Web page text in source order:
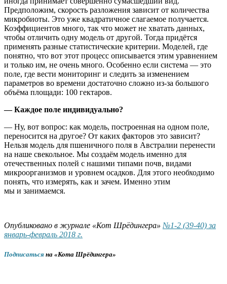
Предположим, скорость разложения зависит от количества
микробиоты. Это уже квадратичное слагаемое получается.
Коэффициентов много, так что может не хватать данных,
чтобы отличить одну модель от другой. Тогда придётся
применять разные статистические критерии. Моделей, где
понятно, что вот этот процесс описывается этим уравнением
и только им, не очень много. Особенно если система — это
поле, где вести мониторинг и следить за изменением
параметров во времени достаточно сложно из-за большого
объёма площади: 100 гектаров.
— Каждое поле индивидуально?
— Ну, вот вопрос: как модель, построенная на одном поле,
переносится на другое? От каких факторов это зависит?
Нельзя модель для пшеничного поля в Австралии перенести
на наше свекольное. Мы создаём модель именно для
отечественных полей с нашими типами почв, видами
микроорганизмов и уровнем осадков. Для этого необходимо
понять, что измерять, как и зачем. Именно этим
мы и занимаемся.
Опубликовано в журнале «Кот Шрёдингера» №1-2 (39-40) за
январь-февраль 2018 г.
Подписаться на «Кота Шрёдингера»